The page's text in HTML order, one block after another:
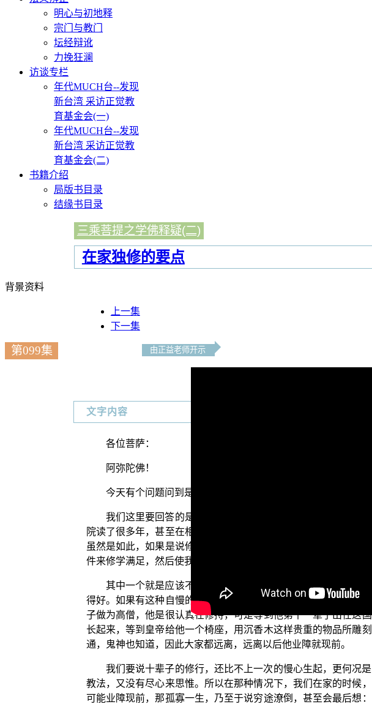
明心与初地释
宗门与教门
坛经辩讹
力挽狂澜
访谈专栏
年代MUCH台--发现
新台湾 采访正觉教
育基金会(一)
年代MUCH台--发现
新台湾 采访正觉教
育基金会(二)
书籍介绍
局版书目录
结缘书目录
三乘菩提之学佛释疑(二)
在家独修的要点
背景资料
上一集
下一集
第099集 由正益老师开示
文字内容
各位菩萨：
阿弥陀佛！
今天有个问题问到是说，他在修行的道路上，没有遇到比较
我们这里要回答的是：如同世间法所说：独学而无友，孤陋
院读了很多年，甚至在相关的这些信息上都很充足的一个教育的
虽然是如此，如果是说修行有一些限制，这也是难免的，这样的
件来修学满足，然后使我自己可以在家修行？
其中一个就是应该不要自慢，不要说对自己产生很大的慢心
得好。如果有这种自慢的状况发生，这种独自修行就变得很不理
子做为高僧，他是很认真在修持，可是等到他第十一辈子出任这
长起来，等到皇帝给他一个椅座，用沉香木这样贵重的物品所雕
通，鬼神也知道，因此大家都远离，远离以后他业障就现前。
我们要说十辈子的修行，还比不上一次的慢心生起，更何况
教法，又没有尽心来思惟。所以在那种情况下，我们在家的时候
可能业障现前，那孤寡一生，乃至于说穷途潦倒，甚至会最后想